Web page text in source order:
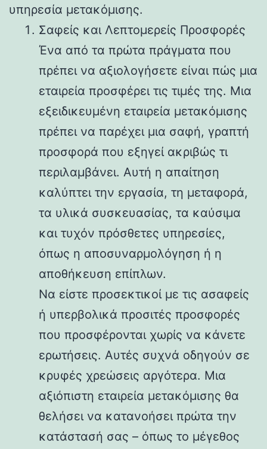
υπηρεσία μετακόμισης.
Σαφείς και Λεπτομερείς Προσφορές
Ένα από τα πρώτα πράγματα που
πρέπει να αξιολογήσετε είναι πώς μια
εταιρεία προσφέρει τις τιμές της. Μια
εξειδικευμένη εταιρεία μετακόμισης
πρέπει να παρέχει μια σαφή, γραπτή
προσφορά που εξηγεί ακριβώς τι
περιλαμβάνει. Αυτή η απαίτηση
καλύπτει την εργασία, τη μεταφορά,
τα υλικά συσκευασίας, τα καύσιμα
και τυχόν πρόσθετες υπηρεσίες,
όπως η αποσυναρμολόγηση ή η
αποθήκευση επίπλων.
Να είστε προσεκτικοί με τις ασαφείς
ή υπερβολικά προσιτές προσφορές
που προσφέρονται χωρίς να κάνετε
ερωτήσεις. Αυτές συχνά οδηγούν σε
κρυφές χρεώσεις αργότερα. Μια
αξιόπιστη εταιρεία μετακόμισης θα
θελήσει να κατανοήσει πρώτα την
κατάστασή σας – όπως το μέγεθος